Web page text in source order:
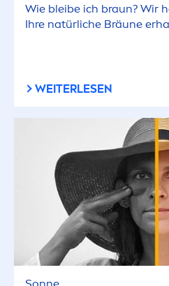
Wie bleibe ich braun? Wir
Ihre natürliche Bräune
WEITERLESEN